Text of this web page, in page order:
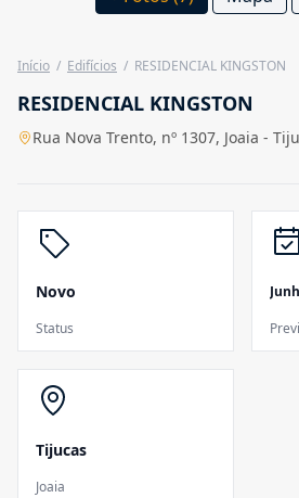
Início / Edifícios / RESIDENCIAL KINGSTON
RESIDENCIAL KINGSTON
Rua Nova Trento, nº 1307, Joaia -
Novo
Status
Tijucas
Joaia